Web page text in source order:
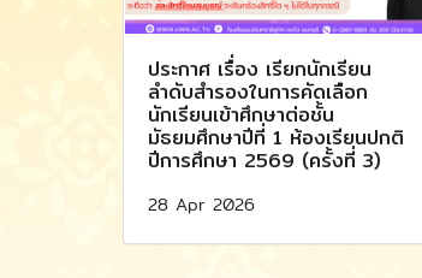
ประกาศ เรื่อง เรียกนักเรียน
ลำดับสำรองในการคัดเลือก
นักเรียนเข้าศึกษาต่อชั้น
มัธยมศึกษาปีที่ 1 ห้องเรียนปกติ
ปีการศึกษา 2569 (ครั้งที่ 3)
28 Apr 2026